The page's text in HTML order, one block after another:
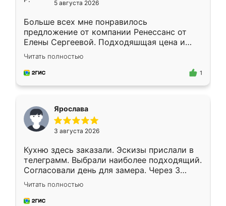
5 августа 2026
Больше всех мне понравилось
предложение от компании Ренессанс от
Елены Сергеевой. Подходяшщая цена и
короткие сроки изготовления. Приехавший
для замера сотрудник Владислав
предложил по моему эскизу самый
Читать полностью
1
Ярослава
3 августа 2026
Кухню здесь заказали. Эскизы прислали в
телеграмм. Выбрали наиболее подходящий.
Согласовали день для замера. Через 3
недели кухня была уже готова. Остались
довольны работой. Спасибо Ренессанс
мебель за качественную работу!
Читать полностью